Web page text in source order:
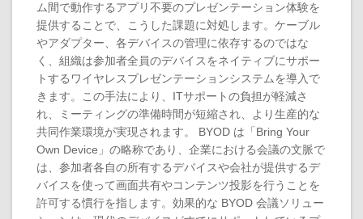
ム間で動作するアプリ不要のプレゼンテーション体験を
提供することで、こうした課題に対処します。ケーブル
やアダプター、各デバイスの管理に依存するのではな
く、組織は参加者全員のデバイスをネイティブにサポー
トするワイヤレスプレゼンテーションシステムを導入で
きます。この手法により、ITサポートの負担が軽減さ
れ、ミーティングの準備時間が短縮され、より生産的な
共同作業環境が実現されます。 BYOD は「Bring Your
Own Device」の略称であり、企業における会議の文脈で
は、参加者各自の所有するデバイスや会社が提供するデ
バイスを使って画面共有やコンテンツ投影を行うことを
許可する慣行を指します。効果的な BYOD 会議ソリュー